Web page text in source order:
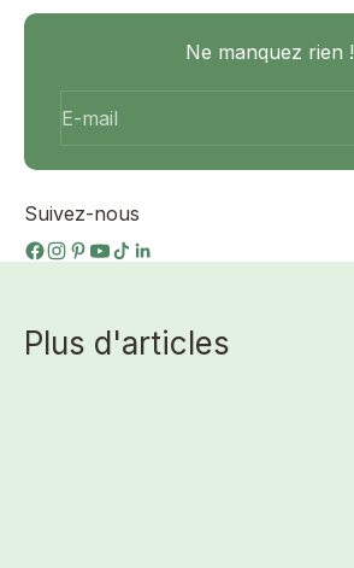
Ne manquez rien !
E-mail
Suivez-nous
Plus d'articles